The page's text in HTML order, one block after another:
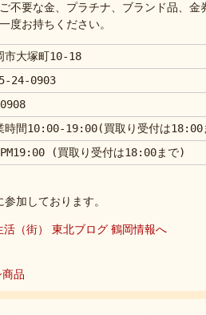
不要な金、プラチナ、ブランド品、金
度お持ちください。
市大塚町10-18
24-0903
間10:00-19:00(買取り受付は18:00
(買取り受付は18:00まで)
加しております。
品